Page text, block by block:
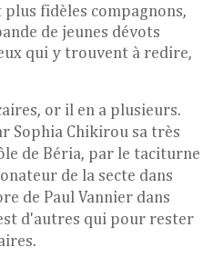
plus fidèles compagnons,
de jeunes dévots
qui y trouvent à redire,
or il en a plusieurs.
Sophia Chikirou sa très
de Béria, par le taciturne
de la secte dans
de Paul Vannier dans
d'autres qui pour rester